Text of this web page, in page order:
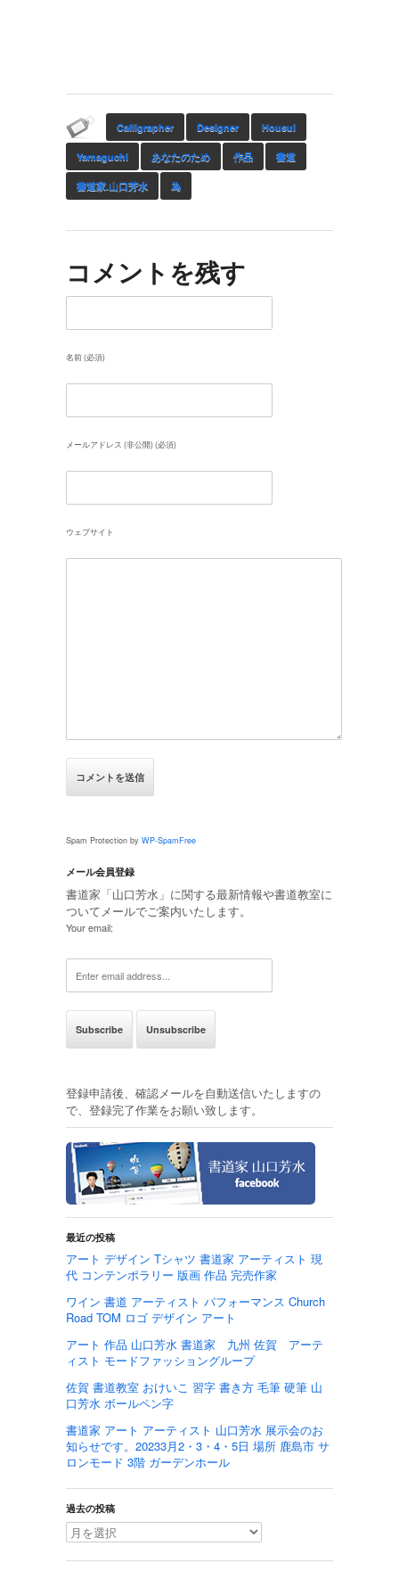
Calligrapher Designer Housui
Yamaguchi あなたのため 作品 書道
書道家.山口芳水 為
コメントを残す
名前 (必須)
メールアドレス (非公開) (必須)
ウェブサイト
Spam Protection by WP-SpamFree
メール会員登録
書道家「山口芳水」に関する最新情報や書道教室に
ついてメールでご案内いたします。
Your email:
登録申請後、確認メールを自動送信いたしますの
で、登録完了作業をお願い致します。
最近の投稿
アート デザイン Tシャツ 書道家 アーティスト 現
代 コンテンポラリー 版画 作品 完売作家
ワイン 書道 アーティスト パフォーマンス Church
Road TOM ロゴ デザイン アート
アート 作品 山口芳水 書道家 九州 佐賀 アーテ
ィスト モードファッショングループ
佐賀 書道教室 おけいこ 習字 書き方 毛筆 硬筆 山
口芳水 ボールペン字
書道家 アート アーティスト 山口芳水 展示会のお
知らせです。20233月2・3・4・5日 場所 鹿島市 サ
ロンモード 3階 ガーデンホール
過去の投稿